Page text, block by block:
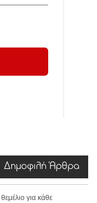
Δημοφιλή Άρθρα
για κάθε